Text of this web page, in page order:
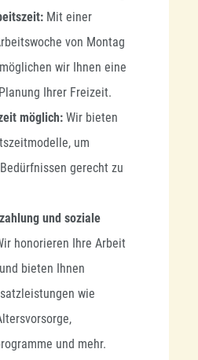
Mit einer
von Montag
wir Ihnen eine
Ihrer Freizeit.
möglich: Wir bieten
um
gerecht zu
und soziale
honorieren Ihre Arbeit
bieten Ihnen
wie
und mehr.